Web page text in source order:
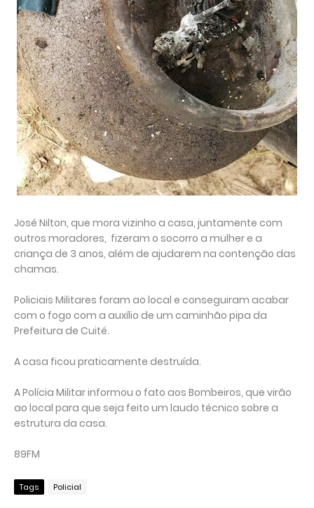
José Nilton, que mora vizinho a casa, juntamente com
outros moradores, fizeram o socorro a mulher e a
criança de 3 anos, além de ajudarem na contenção das
chamas.
Policiais Militares foram ao local e conseguiram acabar
com o fogo com a auxílio de um caminhão pipa da
Prefeitura de Cuité.
A casa ficou praticamente destruída.
A Polícia Militar informou o fato aos Bombeiros, que virão
ao local para que seja feito um laudo técnico sobre a
estrutura da casa.
89FM
Tags Policial